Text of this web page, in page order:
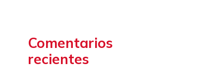
Comentarios
recientes